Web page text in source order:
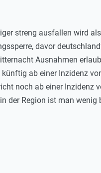
streng ausfallen wird
davor
Ausnahmen
ab einer Inzidenz
noch ab einer Inzidenz
der Region ist man wenig